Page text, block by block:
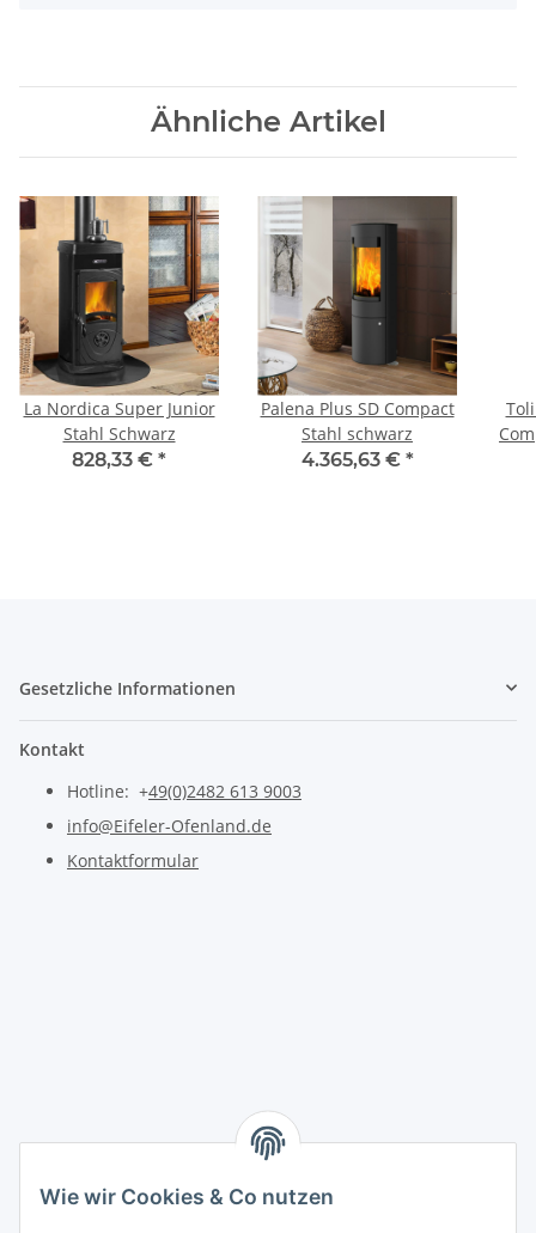
Ähnliche Artikel
La Nordica Super Junior
Stahl Schwarz
828,33 € *
Palena Plus SD Compact
Stahl schwarz
4.365,63 € *
Gesetzliche Informationen
Kontakt
Hotline: +49(0)2482 613 9003
info@Eifeler-Ofenland.de
Kontaktformular
Wie wir Cookies & Co nutzen